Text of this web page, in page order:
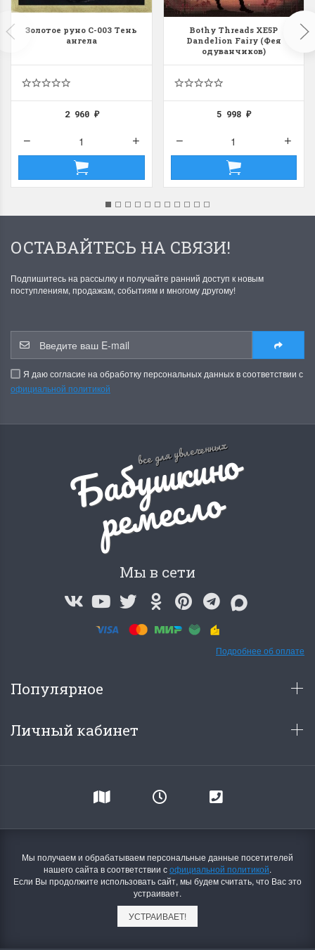
Золотое руно С-003 Тень
ангела
2 960 ₽
Bothy Threads XE5P
Dandelion Fairy (Фея
одуванчиков)
5 998₽
ОСТАВАЙТЕСЬ НА СВЯЗИ!
Подпишитесь на рассылку и получайте ранний доступ к новым
поступлениям, продажам, событиям и многому другому!
Я даю согласие на обработку персональных данных в соответствии с
официальной политикой
все для увлеченных
Б
а
б
у
ш
к
и
н
о
р
е
м
е
с
л
о
Мы в сети
Подробнее об оплате
Популярное
Личный кабинет
Мы получаем и обрабатываем персональные данные посетителей
нашего сайта в соответствии софициальной политикой.
Если Вы продолжите использовать сайт, мы будем считать, что Вас это
устраивает.
УСТРАИВАЕТ!